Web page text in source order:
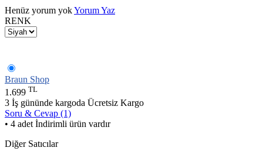
Henüz yorum yokYorum Yaz
RENK
Braun Shop
1.699 TL
3 İş gününde kargoda Ücretsiz Kargo
Soru & Cevap (1)
• 4 adet İndirimli ürün vardır
Diğer Satıcılar